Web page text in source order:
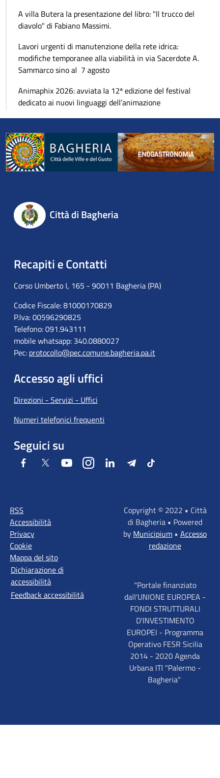
A villa Butera la presentazione del libro: "Il trucco del
diavolo" di Fabiano Massimi.
Lavori urgenti di manutenzione della rete idrica:
modifiche temporanee alla viabilità in via Sacerdote A.
Sammarco sino al 7 agosto
Animaphix 2026: avviata la 12ª edizione del festival
dedicato ai nuovi linguaggi dell’animazione
Città di Bagheria
Recapiti e Contatti
Corso Umberto I, 165 - 90011 Bagheria (PA)
Codice Fiscale: 81000170829
P.Iva: 00596290825
Telefono: 091.943111
mobile whatsapp: 340.0880027
Pec: protocollo@pec.comune.bagheria.pa.it
Accesso agli uffici
Direzioni - Servizi - Uffici
Numeri telefonici frequenti
Seguici su
Facebook Twitter YoutubeInstagramLinkedIn TelegramTiktok
RSS
Accessibilità
Privacy
Cookie
Mappa del sito
Dichiarazione di
accessibilità
Feedback accessibilità
Copyright © 2022 • Città
di Bagheria • Powered
by Municipium • Accesso
redazione
"Portale finanziato
dall'UNIONE EUROPEA -
FONDI STRUTTURALI
D'INVESTIMENTO
EUROPEI - Programma
Operativo FESR Sicilia
2014 - 2020 Agenda
Urbana ITI "Palermo -
Bagheria"